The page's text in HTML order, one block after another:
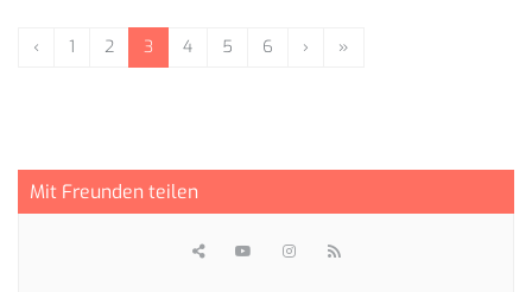
‹ 1 2 3 4 5 6 › »
Mit Freunden teilen